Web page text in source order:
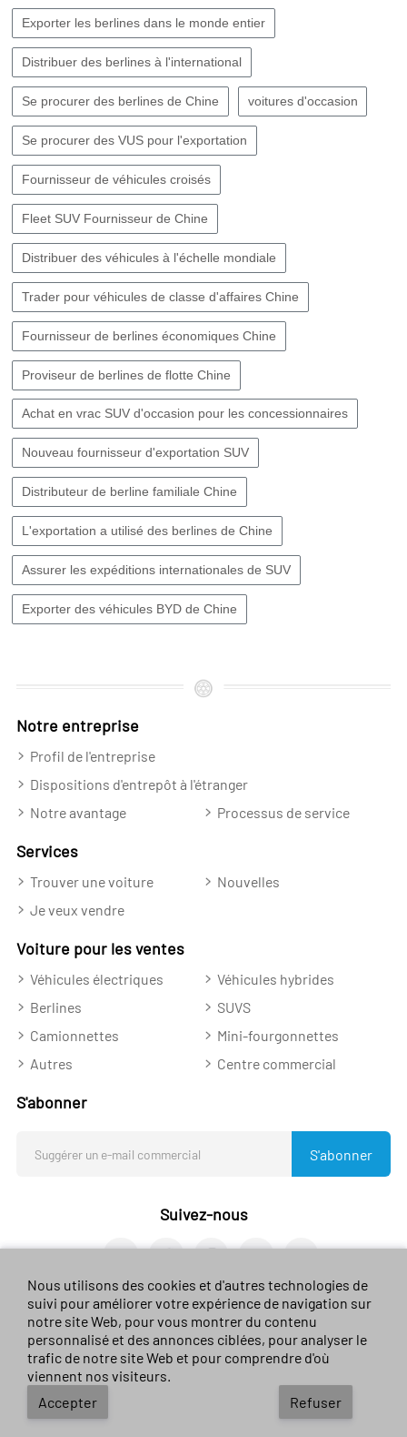
Exporter les berlines dans le monde entier
Distribuer des berlines à l'international
Se procurer des berlines de Chine voitures d'occasion
Se procurer des VUS pour l'exportation
Fournisseur de véhicules croisés
Fleet SUV Fournisseur de Chine​
Distribuer des véhicules à l'échelle mondiale
Trader pour véhicules de classe d'affaires Chine
Fournisseur de berlines économiques Chine
Proviseur de berlines de flotte Chine
Achat en vrac SUV d'occasion pour les concessionnaires
Nouveau fournisseur d'exportation SUV
Distributeur de berline familiale Chine
L'exportation a utilisé des berlines de Chine
Assurer les expéditions internationales de SUV
Exporter des véhicules BYD de Chine
Notre entreprise
Profil de l'entreprise
Dispositions d'entrepôt à l'étranger
Notre avantage
Processus de service
Services
Trouver une voiture
Nouvelles
Je veux vendre
Voiture pour les ventes
Véhicules électriques
Véhicules hybrides
Berlines
SUVS
Camionnettes
Mini-fourgonnettes
Autres
Centre commercial
S'abonner
S'abonner
Suivez-nous
© 2023 Sales-car.com. Tous droits réservés. Guizhou ICP n
° 2024026624
Conditions d'utilisation
Environnement de
Nous utilisons des cookies et d'autres technologies de
suivi pour améliorer votre expérience de navigation sur
notre site Web, pour vous montrer du contenu
personnalisé et des annonces ciblées, pour analyser le
trafic de notre site Web et pour comprendre d'où
viennent nos visiteurs.
Accepter
Refuser